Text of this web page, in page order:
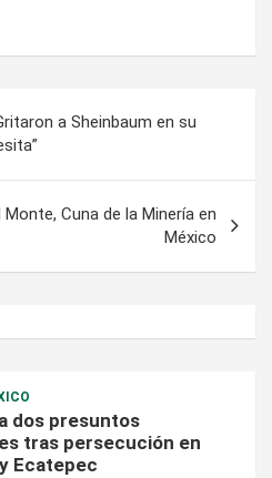
a Sheinbaum en su
Cuna de la Minería en
México
dos presuntos
tras persecución en
Ecatepec